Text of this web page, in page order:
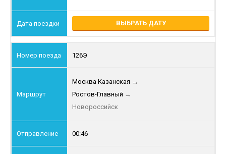
ВЫБРАТЬ ДАТУ
126Э
Москва Казанская →
Ростов-Главный →
Новороссийск
00:46